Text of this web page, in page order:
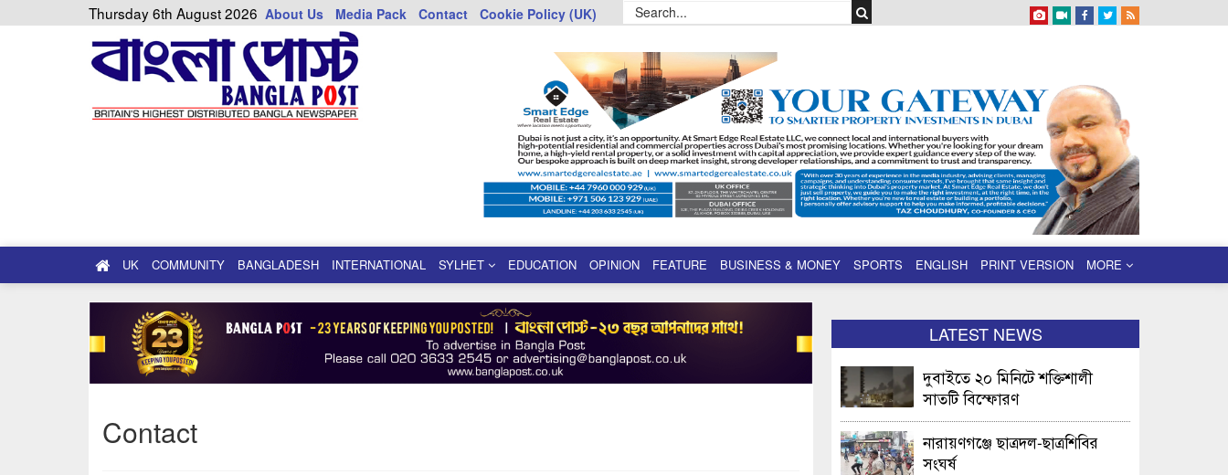
Thursday 6th August 2026 About Us Media Pack Contact Cookie Policy (UK)
UK COMMUNITY BANGLADESH INTERNATIONAL SYLHET EDUCATION OPINION FEATURE BUSINESS & MONEY SPORTS ENGLISH PRINT VERSION MORE
Contact
LATEST NEWS
দুবাইতে ২০ মিনিটে শক্তিশালী
সাতটি বিস্ফোরণ
নারায়ণগঞ্জে ছাত্রদল-ছাত্রশিবির
সংঘর্ষ